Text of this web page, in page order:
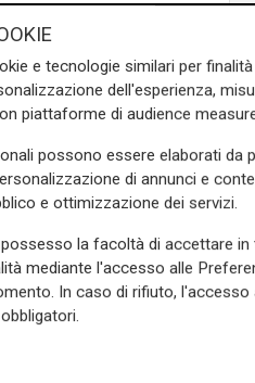
e tecnologie similari per
dell'esperienza,
piattaforme di audience
possono essere elaborati da
di annunci e
e ottimizzazione dei servizi.
la facoltà di accettare
mediante l'accesso alle
In caso di rifiuto,